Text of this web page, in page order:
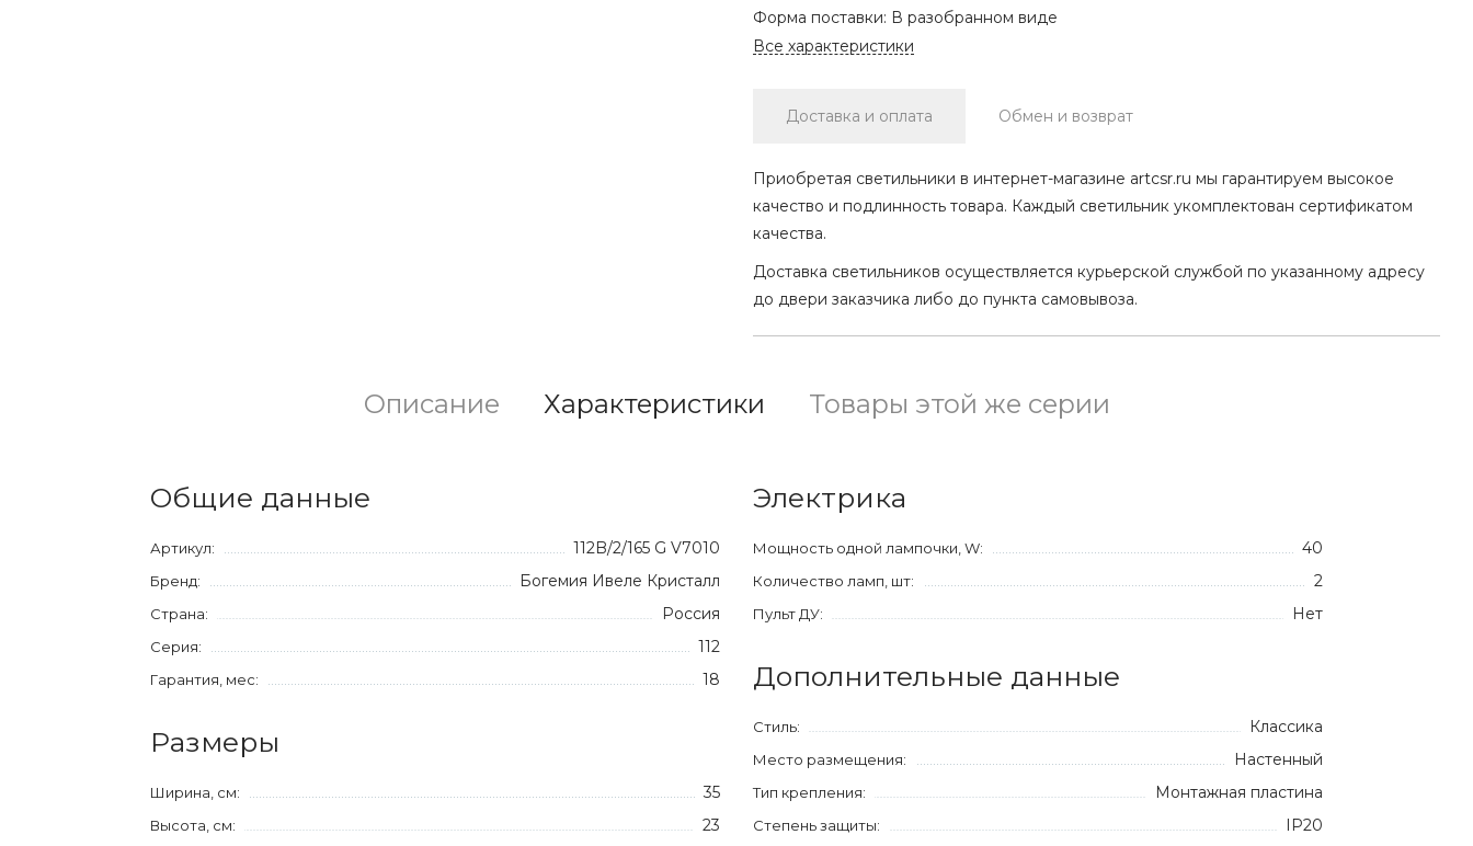
Форма поставки: В разобранном виде
Все характеристики
Доставка и оплата Обмен и возврат
Приобретая светильники в интернет-магазине artcsr.ru мы гарантируем высокое
качество и подлинность товара. Каждый светильник укомплектован сертификатом
качества.
Доставка светильников осуществляется курьерской службой по указанному адресу
до двери заказчика либо до пункта самовывоза.
Описание Характеристики Товары этой же серии
Общие данные
Артикул: 112B/2/165 G V7010
Бренд: Богемия Ивеле Кристалл
Страна: Россия
Серия: 112
Гарантия, мес: 18
Размеры
Ширина, см: 35
Высота, см: 23
Электрика
Мощность одной лампочки, W: 40
Количество ламп, шт: 2
Пульт ДУ: Нет
Дополнительные данные
Стиль: Классика
Место размещения: Настенный
Тип крепления: Монтажная пластина
Степень защиты: IP20